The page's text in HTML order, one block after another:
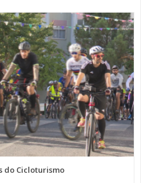
do Cicloturismo